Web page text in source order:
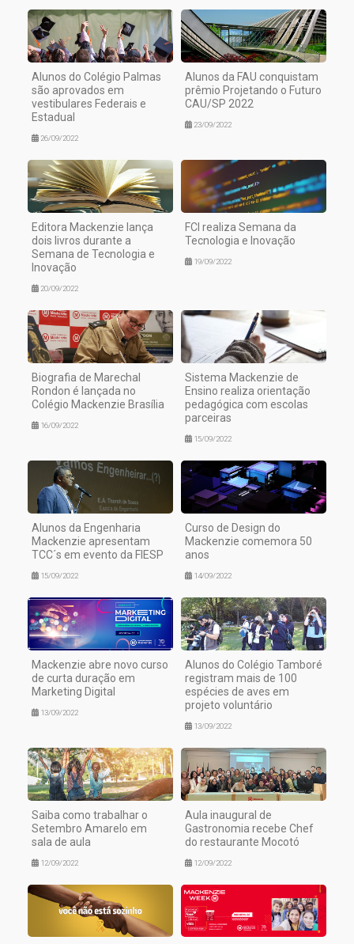
Alunos do Colégio Palmas
são aprovados em
vestibulares Federais e
Estadual
26/09/2022
Alunos da FAU conquistam
prêmio Projetando o Futuro
CAU/SP 2022
23/09/2022
Editora Mackenzie lança
dois livros durante a
Semana de Tecnologia e
Inovação
20/09/2022
FCI realiza Semana da
Tecnologia e Inovação
19/09/2022
Biografia de Marechal
Rondon é lançada no
Colégio Mackenzie Brasília
16/09/2022
Sistema Mackenzie de
Ensino realiza orientação
pedagógica com escolas
parceiras
15/09/2022
Alunos da Engenharia
Mackenzie apresentam
TCC´s em evento da FIESP
15/09/2022
Curso de Design do
Mackenzie comemora 50
anos
14/09/2022
Mackenzie abre novo curso
de curta duração em
Marketing Digital
13/09/2022
Alunos do Colégio Tamboré
registram mais de 100
espécies de aves em
projeto voluntário
13/09/2022
Saiba como trabalhar o
Setembro Amarelo em
sala de aula
12/09/2022
Aula inaugural de
Gastronomia recebe Chef
do restaurante Mocotó
12/09/2022